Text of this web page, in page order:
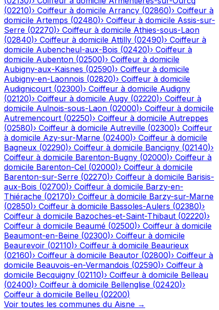
(02210)› Coiffeur à domicile Arrancy (02860)› Coiffeur à
domicile Artemps (02480)› Coiffeur à domicile Assis-sur-
Serre (02270)› Coiffeur à domicile Athies-sous-Laon
(02840)› Coiffeur à domicile Attilly (02490)› Coiffeur à
domicile Aubencheul-aux-Bois (02420)› Coiffeur à
domicile Aubenton (02500)› Coiffeur à domicile
Aubigny-aux-Kaisnes (02590)› Coiffeur à domicile
Aubigny-en-Laonnois (02820)› Coiffeur à domicile
Audignicourt (02300)› Coiffeur à domicile Audigny
(02120)› Coiffeur à domicile Augy (02220)› Coiffeur à
domicile Aulnois-sous-Laon (02000)› Coiffeur à domicile
Autremencourt (02250)› Coiffeur à domicile Autreppes
(02580)› Coiffeur à domicile Autreville (02300)› Coiffeur
à domicile Azy-sur-Marne (02400)› Coiffeur à domicile
Bagneux (02290)› Coiffeur à domicile Bancigny (02140)›
Coiffeur à domicile Barenton-Bugny (02000)› Coiffeur à
domicile Barenton-Cel (02000)› Coiffeur à domicile
Barenton-sur-Serre (02270)› Coiffeur à domicile Barisis-
aux-Bois (02700)› Coiffeur à domicile Barzy-en-
Thiérache (02170)› Coiffeur à domicile Barzy-sur-Marne
(02850)› Coiffeur à domicile Bassoles-Aulers (02380)›
Coiffeur à domicile Bazoches-et-Saint-Thibaut (02220)›
Coiffeur à domicile Beaumé (02500)› Coiffeur à domicile
Beaumont-en-Beine (02300)› Coiffeur à domicile
Beaurevoir (02110)› Coiffeur à domicile Beaurieux
(02160)› Coiffeur à domicile Beautor (02800)› Coiffeur à
domicile Beauvois-en-Vermandois (02590)› Coiffeur à
domicile Becquigny (02110)› Coiffeur à domicile Belleau
(02400)› Coiffeur à domicile Bellenglise (02420)›
Coiffeur à domicile Belleu (02200)
Voir toutes les communes du Aisne →